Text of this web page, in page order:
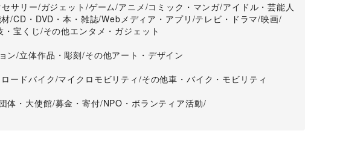
サリー/ガジェット /ゲーム/アニメ/コミック・マンガ/アイドル・芸能人
/CD・DVD・本・雑誌/Webメディア・アプリ /テレビ・ドラマ/映画/
・宝くじ/その他エンタメ・ガジェット
ン/立体作品・彫刻/その他アート・デザイン
ードバイク/マイクロモビリティ /その他車・バイク・モビリティ
体・大使館/募金・寄付/NPO・ボランティア活動/